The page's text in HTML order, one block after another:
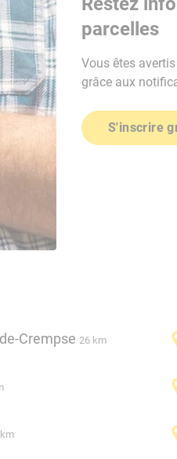
parcelles
Vous êtes
grâce aux
S'inscrire
Crempse 26 km